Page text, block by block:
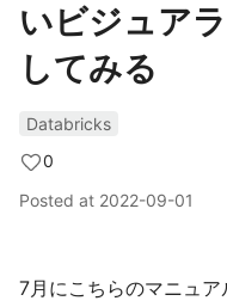
いビジュア
してみる
Databricks
0
Posted at 2022-09-01
7月にこちらのマニュ